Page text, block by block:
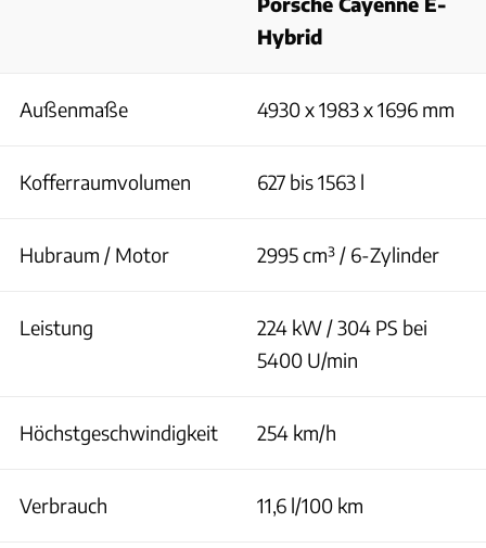
Hybrid
Außenmaße 4930 x 1983 x 1696 mm
Kofferraumvolumen 627 bis 1563 l
Hubraum / Motor 2995 cm³ / 6-Zylinder
Leistung
224 kW / 304 PS bei
5400 U/min
Höchstgeschwindigkeit 254 km/h
Verbrauch 11,6 l/100 km